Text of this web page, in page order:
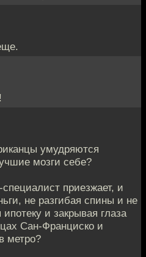
умудряются
мозги себе?
приезжает, и
не разгибая спины и не
и закрывая глаза
Сан-Франциско и
метро?